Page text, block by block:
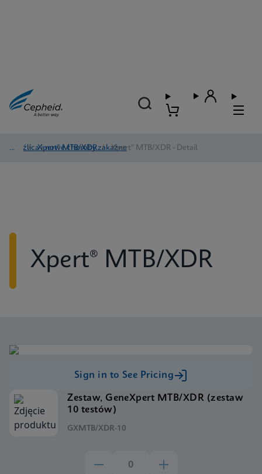
Gruźlica i nowe choroby zakaźne
/ Xpert® MTB/XDR / Xpert® MTB/XDR - Detail
Xpert® MTB/XDR
Sign in to See Pricing
Zestaw, GeneXpert MTB/XDR (zestaw
10 testów)
GXMTB/XDR-10